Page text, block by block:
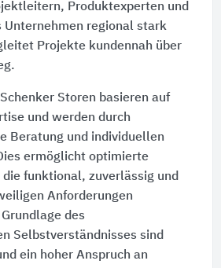
Produktexperten und
Unternehmen regional stark
Projekte kundennah über
Storen basieren auf
und werden durch
Beratung und individuellen
ermöglicht optimierte
funktional, zuverlässig und
Anforderungen
des
Selbstverständnisses sind
ein hoher Anspruch an